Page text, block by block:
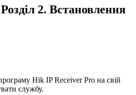
2. Встановлення
Hik IP Receiver Pro на свій
службу.